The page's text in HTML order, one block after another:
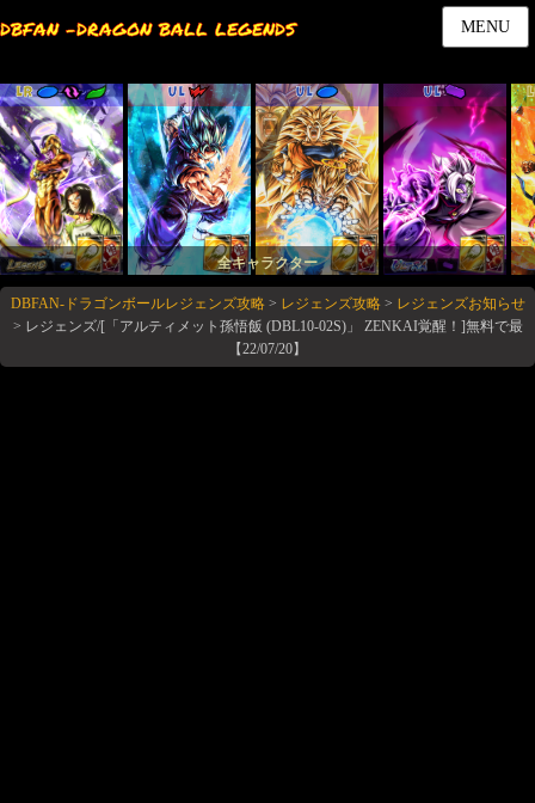
DBFAN -DRAGON BALL LEGENDS MENU
LR UL UL UL
全キャラクター
DBFAN-ドラゴンボールレジェンズ攻略> レジェンズ攻略> レジェンズお知らせ
> レジェンズ/[「アルティメット孫悟飯 (DBL10-02S)」 ZENKAI覚醒！]無料で最
【22/07/20】